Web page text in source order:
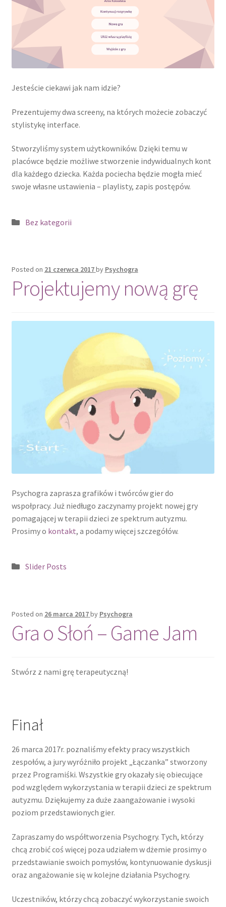
Game Jam – Gra o Słoń – Edycja 2.
Gry
Potwierdzam
Pytania i Odpowiedzi
Regulamin
Tworzenie Gier
Zespoły
Kontakt
Polityka prywatności
Psychogra na Facebook’u
Regulamin serwisu
Subskrypcja
Sugestie
Zawalna
Jesteście ciekawi jak nam idzie?
Prezentujemy dwa screeny, na których możecie zobaczyć
stylistykę interface.
Stworzyliśmy system użytkowników. Dzięki temu w
placówce będzie możliwe stworzenie indywidualnych kont
dla każdego dziecka. Każda pociecha będzie mogła mieć
swoje własne ustawienia – playlisty, zapis postępów.
Kategoria:
Bez kategorii
Posted on 21 czerwca 2017by Psychogra
Projektujemy nową grę
Psychogra zaprasza grafików i twórców gier do
wspołpracy. Już niedługo zaczynamy projekt nowej gry
pomagającej w terapii dzieci ze spektrum autyzmu.
Prosimy o kontakt, a podamy więcej szczegółów.
Kategoria:
Slider Posts
Posted on 26 marca 2017by Psychogra
Gra o Słoń – Game Jam
Stwórz z nami grę terapeutyczną!
Finał
26 marca 2017r. poznaliśmy efekty pracy wszystkich
zespołów, a jury wyróżniło projekt „Łączanka” stworzony
przez Programiśki. Wszystkie gry okazały się obiecujące
pod względem wykorzystania w terapii dzieci ze spektrum
autyzmu. Dziękujemy za duże zaangażowanie i wysoki
poziom przedstawionych gier.
Zapraszamy do współtworzenia Psychogry. Tych, którzy
chcą zrobić coś więcej poza udziałem w dżemie prosimy o
przedstawianie swoich pomysłów, kontynuowanie dyskusji
oraz angażowanie się w kolejne działania Psychogry.
Uczestników, którzy chcą zobaczyć wykorzystanie swoich